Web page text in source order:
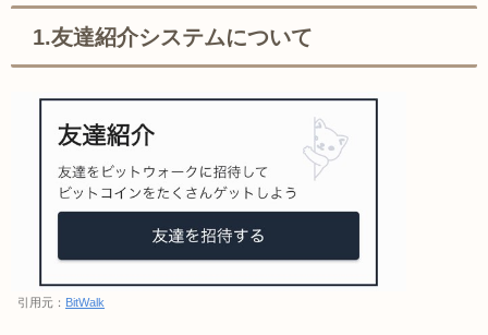
1.友達紹介システムについて
引用元： BitWalk